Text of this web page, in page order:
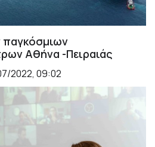
Αθήνα -Πειραιάς
2022, 09:02